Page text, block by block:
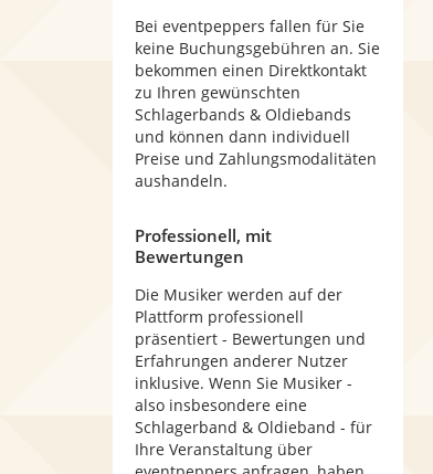
Bei eventpeppers fallen für Sie
keine Buchungsgebühren an. Sie
bekommen einen Direktkontakt
zu Ihren gewünschten
Schlagerbands & Oldiebands
und können dann individuell
Preise und Zahlungsmodalitäten
aushandeln.
Professionell, mit
Bewertungen
Die Musiker werden auf der
Plattform professionell
präsentiert - Bewertungen und
Erfahrungen anderer Nutzer
inklusive. Wenn Sie Musiker -
also insbesondere eine
Schlagerband & Oldieband - für
Ihre Veranstaltung über